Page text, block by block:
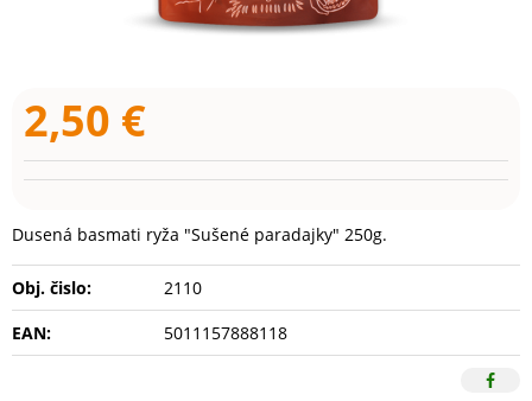
2,50 €
Dusená basmati ryža "Sušené paradajky" 250g.
Obj. čislo:
2110
EAN:
5011157888118